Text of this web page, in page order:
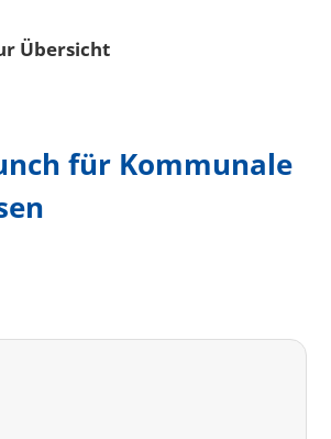
Übersicht
für Kommunale